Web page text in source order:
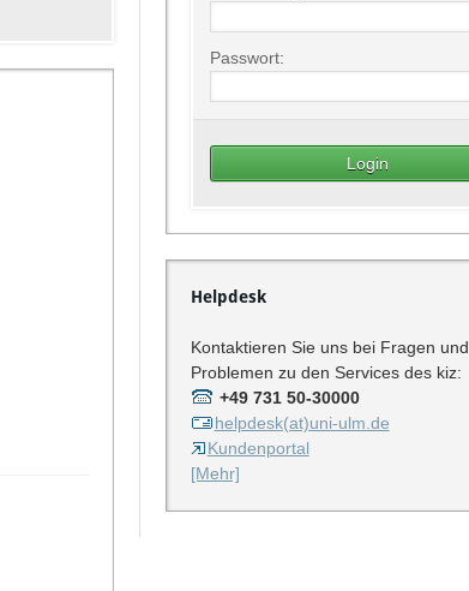
Passwort:
Helpdesk
Kontaktieren Sie uns bei Fragen und
Problemen zu den Services des kiz:
+49 731 50-30000
helpdesk(at)uni-ulm.de
Kundenportal
[Mehr]